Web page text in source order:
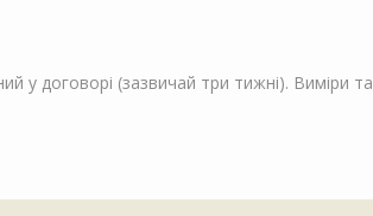
у договорі (зазвичай три тижні). Виміри та